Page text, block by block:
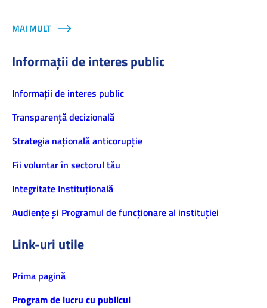
MAI MULT
Informații de interes public
Informaţii de interes public
Transparență decizională
Strategia națională anticorupție
Fii voluntar în sectorul tău
Integritate Instituțională
Audiențe și Programul de funcționare al instituției
Link-uri utile
Prima pagină
Program de lucru cu publicul